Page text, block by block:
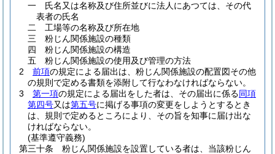
一
氏名又は名称及び住所並びに法人にあつては、その代
表者の氏名
二
工場等の名称及び所在地
三
粉じん関係施設の種類
四
粉じん関係施設の構造
五
粉じん関係施設の使用及び管理の方法
2
前項の規定による届出は、粉じん関係施設の配置図その他
の規則で定める書類を添附して行なわなければならない。
3
第一項の規定による届出をした者は、その届出に係る同項
第四号又は第五号に掲げる事項の変更をしようとするとき
は、規則で定めるところにより、その旨を知事に届け出な
ければならない。
(基準遵守義務)
第三十条
粉じん関係施設を設置している者は、当該粉じん